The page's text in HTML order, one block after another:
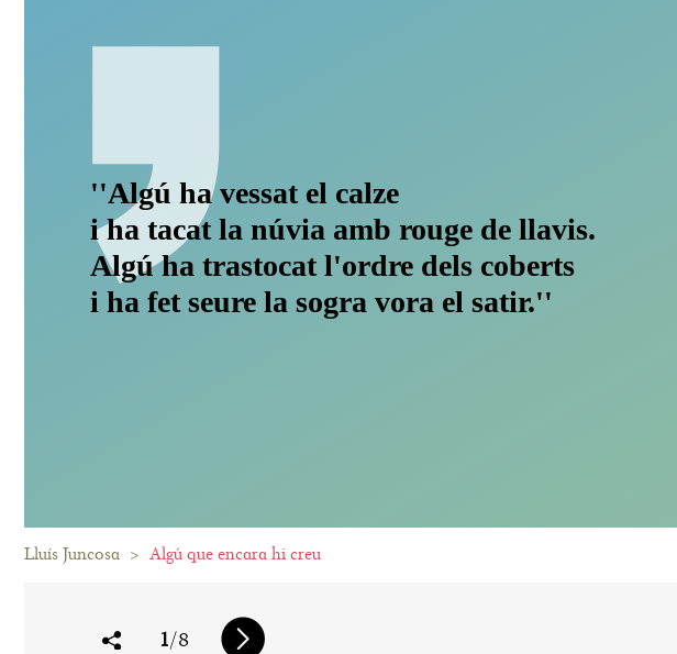
''Algú ha vessat el calze
i ha tacat la núvia amb rouge de llavis.
Algú ha trastocat l'ordre dels coberts
i ha fet seure la sogra vora el satir.''
Lluís Juncosa > Algú que encara hi creu
1/8